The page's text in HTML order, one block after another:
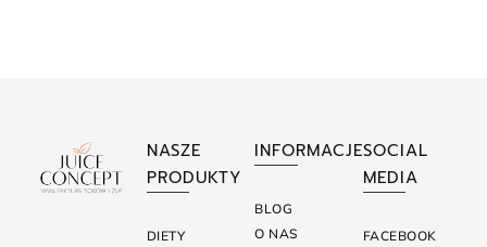
NASZE
PRODUKTY
DIETY
INFORMACJE
BLOG
O NAS
SOCIAL
MEDIA
FACEBOOK